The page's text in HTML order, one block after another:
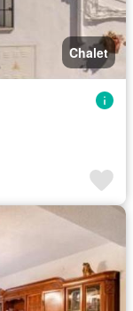
Chalet